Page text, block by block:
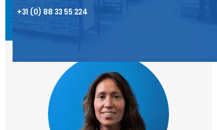
+31 (0) 88 33 55 224